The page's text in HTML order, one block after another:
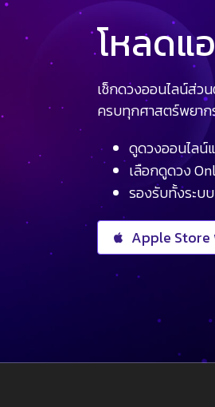
โหลดแ
เช็กดวงออนไลน์ส่ว
ครบทุกศาสตร์พยา
ดูดวงออนไลน์
เลือกดูดวง
รองรับทั้งระบ
Apple Store